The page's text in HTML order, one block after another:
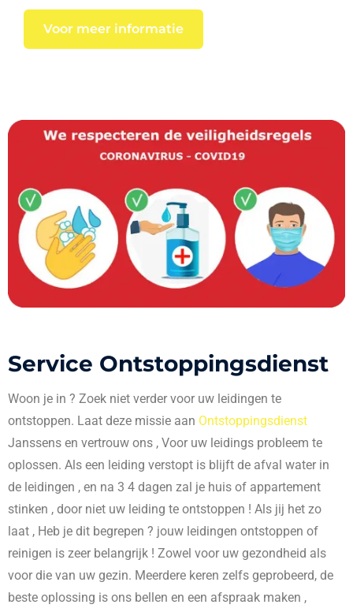
Voor meer informatie
Service Ontstoppingsdienst
Woon je in ? Zoek niet verder voor uw leidingen te
ontstoppen. Laat deze missie aan Ontstoppingsdienst
Janssens en vertrouw ons , Voor uw leidings probleem te
oplossen. Als een leiding verstopt is blijft de afval water in
de leidingen , en na 3 4 dagen zal je huis of appartement
stinken , door niet uw leiding te ontstoppen ! Als jij het zo
laat , Heb je dit begrepen ? jouw leidingen ontstoppen of
reinigen is zeer belangrijk ! Zowel voor uw gezondheid als
voor die van uw gezin. Meerdere keren zelfs geprobeerd, de
beste oplossing is ons bellen en een afspraak maken ,